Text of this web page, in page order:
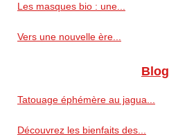
Les masques bio : une...
Vers une nouvelle ère...
Blog
Tatouage éphémère au jagua...
Découvrez les bienfaits des...